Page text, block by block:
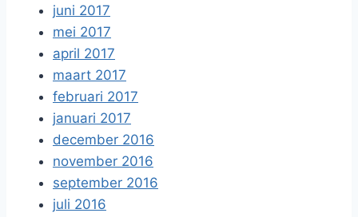
juni 2017
mei 2017
april 2017
maart 2017
februari 2017
januari 2017
december 2016
november 2016
september 2016
juli 2016